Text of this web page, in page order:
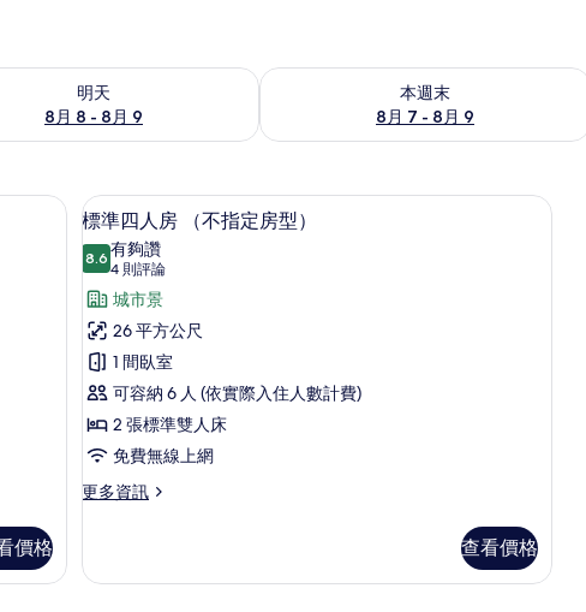
明天
8月 8 - 8月 9
(8月 8 - 8月 9) 的供應情況
本週末
8月 7 - 8月 9
查看本週末 (8月 7 - 8月 9) 的供應情況
隔音、免費無線上網、床單
價格
顯
示
標
準
四
人
房
（不
指
定
的
標準四人房 （不指定房型） | 隔音、
14
標準四人房 （不指定房型）
8.68.6 分，滿分 10 分
有夠讚
4 則評論
(4
則
評
論)
城市景
26 平方公尺
1 間臥室
可容納 6 人 (依實際入住人數計費)
2 張標準雙人床
免費無線上網
更多資訊
更
四
查看價格